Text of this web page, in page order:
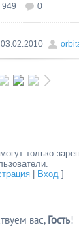
949 0
03.02.2010
только
| Вход ]
вас, Гость!